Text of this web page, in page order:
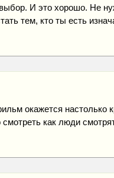
И это хорошо. Не
тем, кто ты есть
окажется настолько
как люди